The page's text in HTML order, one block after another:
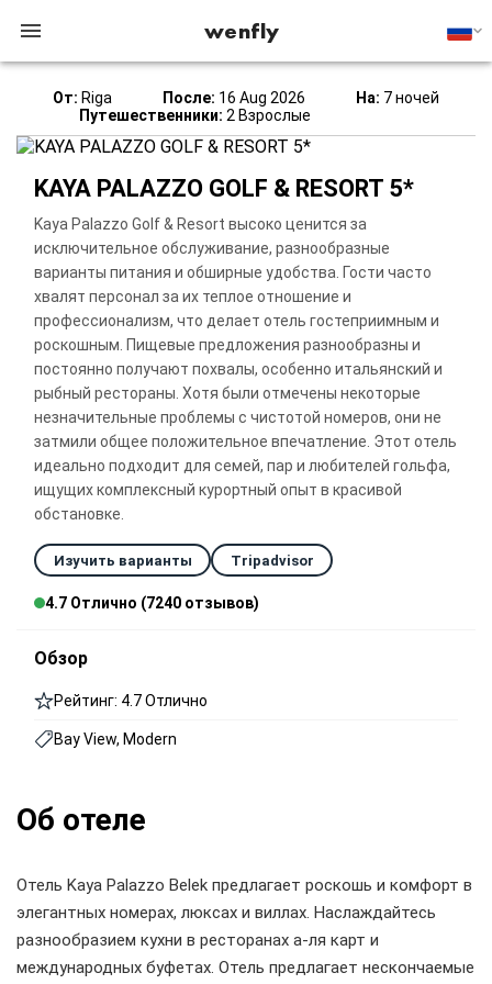
wenfly
От: Riga После: 16 Aug 2026 На: 7 ночей
Путешественники: 2 Взрослые
KAYA PALAZZO GOLF & RESORT 5*
Kaya Palazzo Golf & Resort высоко ценится за
исключительное обслуживание, разнообразные
варианты питания и обширные удобства. Гости часто
хвалят персонал за их теплое отношение и
профессионализм, что делает отель гостеприимным и
роскошным. Пищевые предложения разнообразны и
постоянно получают похвалы, особенно итальянский и
рыбный рестораны. Хотя были отмечены некоторые
незначительные проблемы с чистотой номеров, они не
затмили общее положительное впечатление. Этот отель
идеально подходит для семей, пар и любителей гольфа,
ищущих комплексный курортный опыт в красивой
обстановке.
Изучить варианты Tripadvisor
4.7 Отлично (7240 отзывов)
Обзор
Рейтинг: 4.7 Отлично
Bay View, Modern
Об отеле
Отель Kaya Palazzo Belek предлагает роскошь и комфорт в
элегантных номерах, люксах и виллах. Наслаждайтесь
разнообразием кухни в ресторанах а-ля карт и
международных буфетах. Отель предлагает нескончаемые